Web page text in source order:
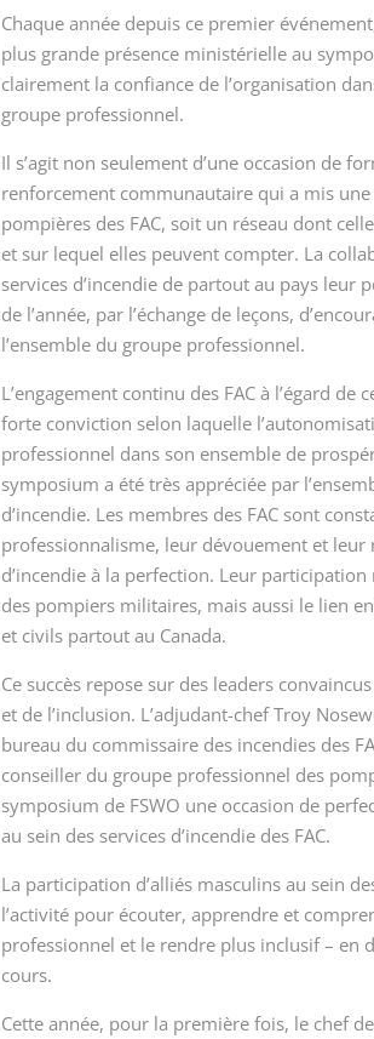
Chaque année depuis ce premier
plus grande présence ministérielle au
clairement la confiance de l’organisation
groupe professionnel.
Il s’agit non seulement d’une occasion de
renforcement communautaire qui a mis
pompières des FAC, soit un réseau dont
et sur lequel elles peuvent compter. La
services d’incendie de partout au pays leur
de l’année, par l’échange de leçons,
l’ensemble du groupe professionnel.
L’engagement continu des FAC à l’égard
forte conviction selon laquelle
professionnel dans son ensemble de
symposium a été très appréciée par
d’incendie. Les membres des FAC sont
professionnalisme, leur dévouement et leur
d’incendie à la perfection. Leur
des pompiers militaires, mais aussi le lien
et civils partout au Canada.
Ce succès repose sur des leaders
et de l’inclusion. L’adjudant-chef Troy
bureau du commissaire des incendies des
conseiller du groupe professionnel des
symposium de FSWO une occasion de
au sein des services d’incendie des FAC.
La participation d’alliés masculins au sein
l’activité pour écouter, apprendre et
professionnel et le rendre plus inclusif – en
cours.
Cette année, pour la première fois, le chef